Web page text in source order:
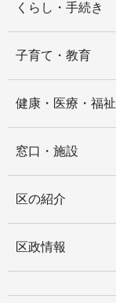
くらし・手続き
子育て・教育
健康・医療・福祉
窓口・施設
区の紹介
区政情報